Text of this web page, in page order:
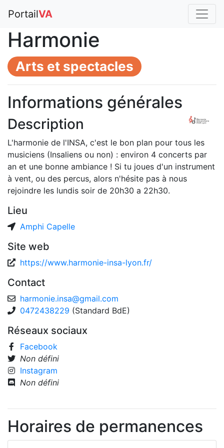
PortailVA
Harmonie
Arts et spectacles
Informations générales
Description
L'harmonie de l'INSA, c'est le bon plan pour tous les
musiciens (Insaliens ou non) : environ 4 concerts par
an et une bonne ambiance ! Si tu joues d'un instrument
à vent, ou des percus, alors n'hésite pas à nous
rejoindre les lundis soir de 20h30 a 22h30.
Lieu
Amphi Capelle
Site web
https://www.harmonie-insa-lyon.fr/
Contact
harmonie.insa@gmail.com
0472438229 (Standard BdE)
Réseaux sociaux
Facebook
Non défini
Instagram
Non défini
Horaires de permanences